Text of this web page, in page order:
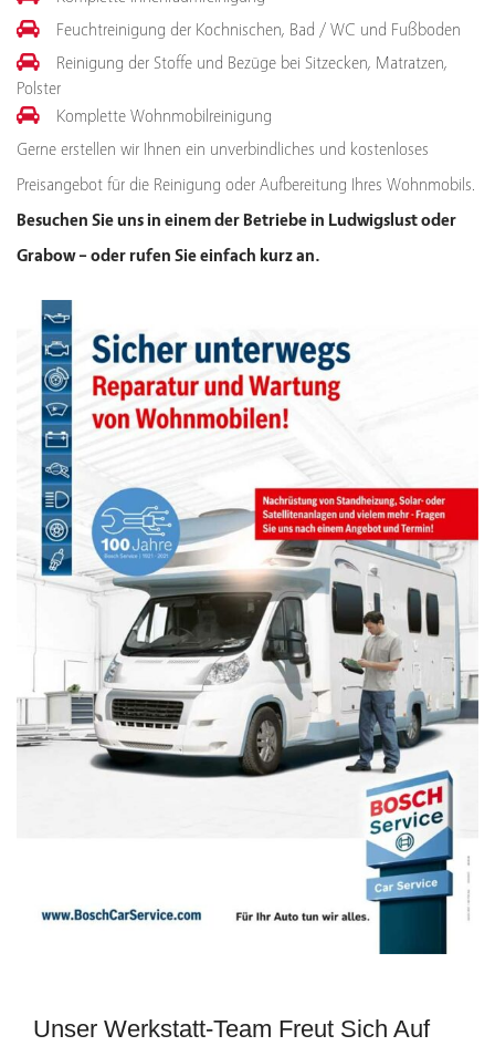
Feuchtreinigung der Kochnischen, Bad / WC und Fußboden
Reinigung der Stoffe und Bezüge bei Sitzecken, Matratzen,
Polster
Komplette Wohnmobilreinigung
Gerne erstellen wir Ihnen ein unverbindliches und kostenloses
Preisangebot für die Reinigung oder Aufbereitung Ihres Wohnmobils.
Besuchen Sie uns in einem der Betriebe in Ludwigslust oder
Grabow – oder rufen Sie einfach kurz an.
Unser Werkstatt-Team Freut Sich Auf